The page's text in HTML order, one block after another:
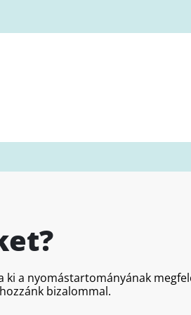
ki a nyomástartományának
bizalommal.